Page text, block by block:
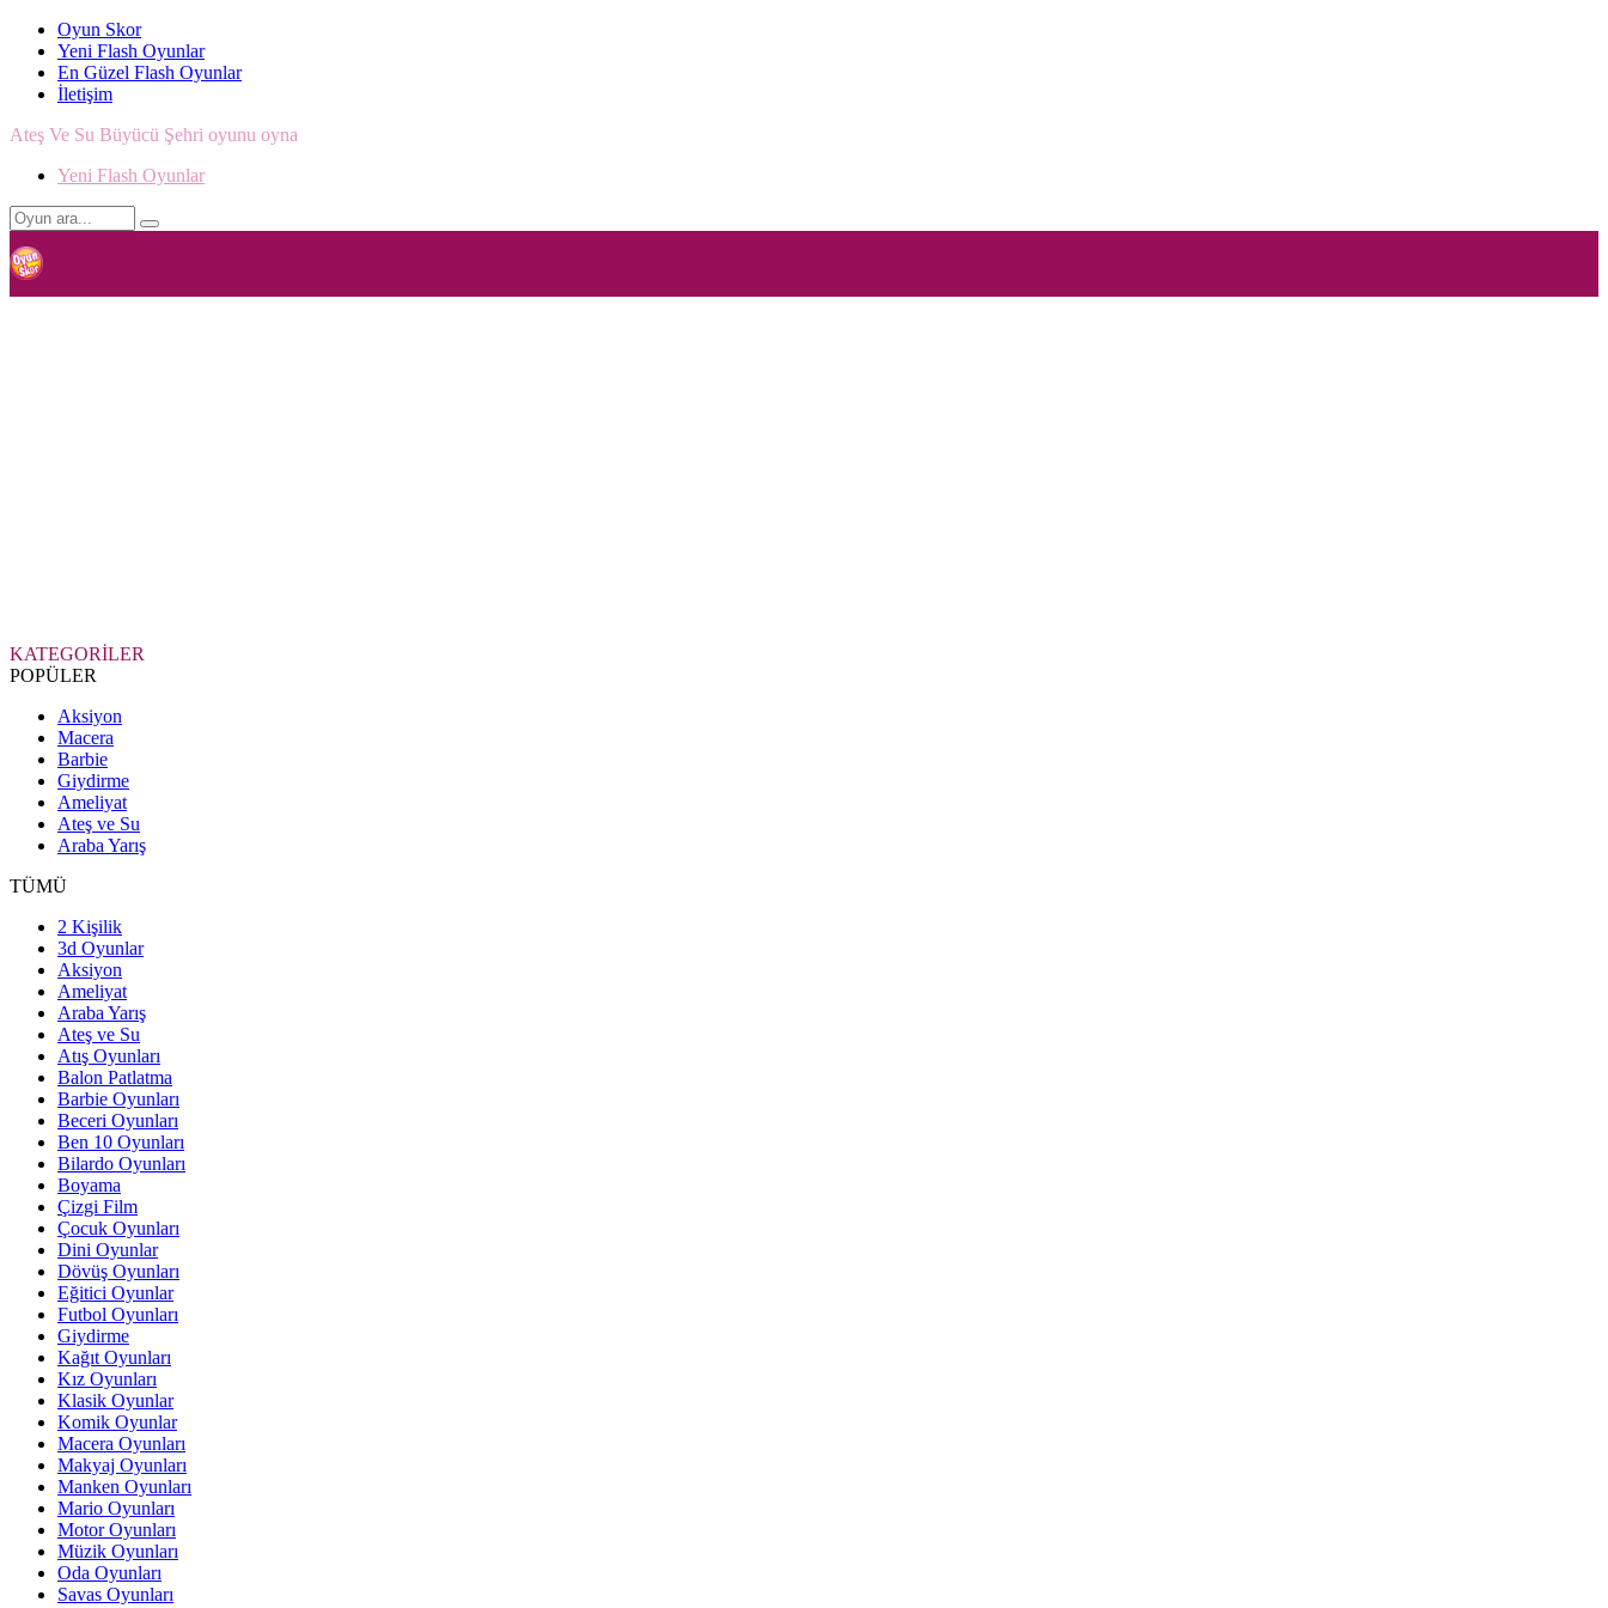
Oyun Skor
Yeni Flash Oyunlar
En Güzel Flash Oyunlar
İletişim
Ateş Ve Su Büyücü Şehri oyunu oyna
Yeni Flash Oyunlar
KATEGORİLER
POPÜLER
Aksiyon
Macera
Barbie
Giydirme
Ameliyat
Ateş ve Su
Araba Yarış
TÜMÜ
2 Kişilik
3d Oyunlar
Aksiyon
Ameliyat
Araba Yarış
Ateş ve Su
Atış Oyunları
Balon Patlatma
Barbie Oyunları
Beceri Oyunları
Ben 10 Oyunları
Bilardo Oyunları
Boyama
Çizgi Film
Çocuk Oyunları
Dini Oyunlar
Dövüş Oyunları
Eğitici Oyunlar
Futbol Oyunları
Giydirme
Kağıt Oyunları
Kız Oyunları
Klasik Oyunlar
Komik Oyunlar
Macera Oyunları
Makyaj Oyunları
Manken Oyunları
Mario Oyunları
Motor Oyunları
Müzik Oyunları
Oda Oyunları
Savas Oyunları